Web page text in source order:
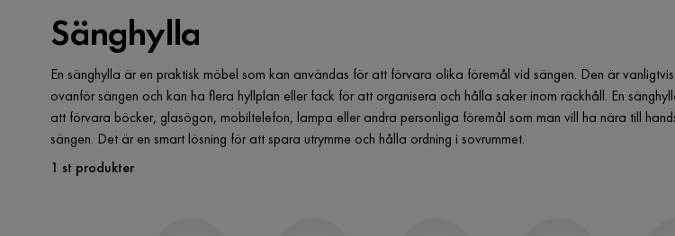
Sänghylla
En sänghylla är en praktisk möbel som kan användas för att förvara olika föremål vid sängen. Den är
ovanför sängen och kan ha flera hyllplan eller fack för att organisera och hålla saker inom räckhåll. En
att förvara böcker, glasögon, mobiltelefon, lampa eller andra personliga föremål som man vill ha nära till
sängen. Det är en smart lösning för att spara utrymme och hålla ordning i sovrummet.
1 st produkter